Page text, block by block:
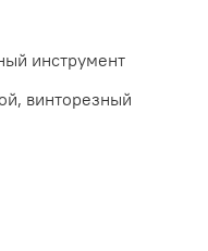
инструмент
винторезный